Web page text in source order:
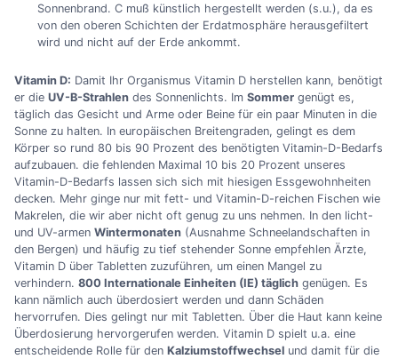
Sonnenbrand. C muß künstlich hergestellt werden (s.u.), da es
von den oberen Schichten der Erdatmosphäre herausgefiltert
wird und nicht auf der Erde ankommt.
Vitamin D: Damit Ihr Organismus Vitamin D herstellen kann, benötigt
er die UV-B-Strahlen des Sonnenlichts. Im Sommer genügt es,
täglich das Gesicht und Arme oder Beine für ein paar Minuten in die
Sonne zu halten. In europäischen Breitengraden, gelingt es dem
Körper so rund 80 bis 90 Prozent des benötigten Vitamin-D-Bedarfs
aufzubauen. die fehlenden Maximal 10 bis 20 Prozent unseres
Vitamin-D-Bedarfs lassen sich sich mit hiesigen Essgewohnheiten
decken. Mehr ginge nur mit fett- und Vitamin-D-reichen Fischen wie
Makrelen, die wir aber nicht oft genug zu uns nehmen. In den licht-
und UV-armen Wintermonaten (Ausnahme Schneelandschaften in
den Bergen) und häufig zu tief stehender Sonne empfehlen Ärzte,
Vitamin D über Tabletten zuzuführen, um einen Mangel zu
verhindern. 800 Internationale Einheiten (IE) täglich genügen. Es
kann nämlich auch überdosiert werden und dann Schäden
hervorrufen. Dies gelingt nur mit Tabletten. Über die Haut kann keine
Überdosierung hervorgerufen werden. Vitamin D spielt u.a. eine
entscheidende Rolle für den Kalziumstoffwechsel und damit für die